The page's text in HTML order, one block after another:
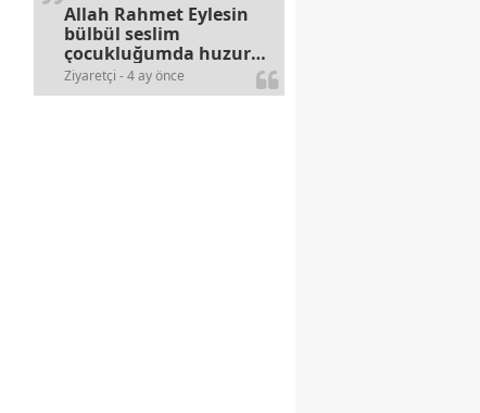
Ziyaretçi - 4 ay önce
Allah Rahmet Eylesin
bülbül seslim
çocukluğumda huzur
olurdu evimize.
Ablamla bağıra bağıra